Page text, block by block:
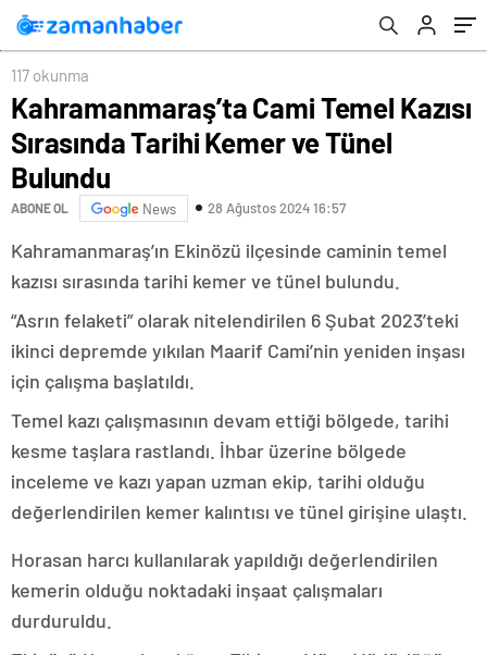
117 okunma
Kahramanmaraş’ta Cami Temel Kazısı
Sırasında Tarihi Kemer ve Tünel
Bulundu
ABONE OL News 28 Ağustos 2024 16:57
Kahramanmaraş’ın Ekinözü ilçesinde caminin temel
kazısı sırasında tarihi kemer ve tünel bulundu.
“Asrın felaketi” olarak nitelendirilen 6 Şubat 2023’teki
ikinci depremde yıkılan Maarif Cami’nin yeniden inşası
için çalışma başlatıldı.
Temel kazı çalışmasının devam ettiği bölgede, tarihi
kesme taşlara rastlandı. İhbar üzerine bölgede
inceleme ve kazı yapan uzman ekip, tarihi olduğu
değerlendirilen kemer kalıntısı ve tünel girişine ulaştı.
Horasan harcı kullanılarak yapıldığı değerlendirilen
kemerin olduğu noktadaki inşaat çalışmaları
durduruldu.